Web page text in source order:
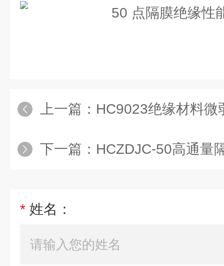
上一篇： HC9023绝缘材料微
下一篇： HCZDJC-50高通量隔
* 姓名：